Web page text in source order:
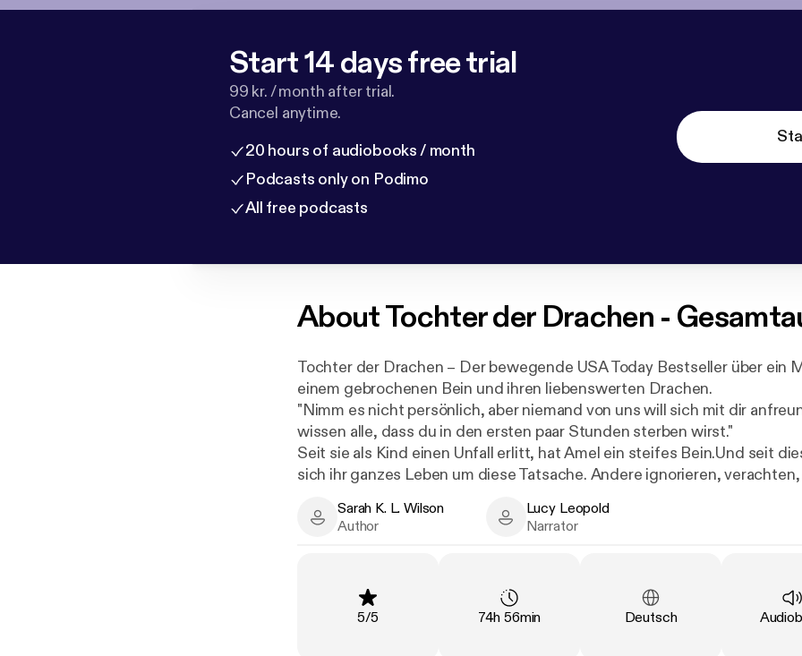
Start 14 days free trial
99 kr. / month after trial.
Cancel anytime.
20 hours of audiobooks / month
Podcasts only on Podimo
All free podcasts
AboutTochter der Drachen -
Tochter der Drachen – Der bewegende USA Today Bestseller über ein
einem gebrochenen Bein und ihren liebenswerten Drachen.
"Nimm es nicht persönlich, aber niemand von uns will sich mit dir
wissen alle, dass du in den ersten paar Stunden sterben wirst."
Seit sie als Kind einen Unfall erlitt, hat Amel ein steifes Bein.Und seit
sich ihr ganzes Leben um diese Tatsache. Andere ignorieren,
vergessen, dass sie das Mädchen ist, das nicht richtig laufen kann.
wenigsten diese Entscheidung. Und als Amel in der Drachenschule
niemand die geringste Überlebenschance.
Sarah K. L. Wilson - Author
Sarah K. L. Wilson
Author
Lucy Leopold - Narrator
Lucy Leopold
Narrator
Rating
5/5 Duration:
74h 56min Language
Deutsch Type: